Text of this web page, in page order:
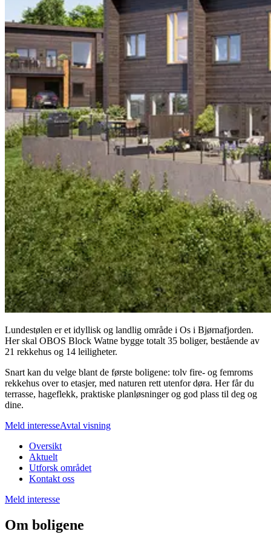
Lundestølen er et idyllisk og landlig område i Os i Bjørnafjorden.
Her skal OBOS Block Watne bygge totalt 35 boliger, bestående av
21 rekkehus og 14 leiligheter.
Snart kan du velge blant de første boligene: tolv fire- og femroms
rekkehus over to etasjer, med naturen rett utenfor døra. Her får du
terrasse, hageflekk, praktiske planløsninger og god plass til deg og
dine.
Meld interesseAvtal visning
Oversikt
Aktuelt
Utforsk området
Kontakt oss
Meld interesse
Om boligene